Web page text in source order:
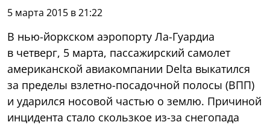
5 марта 2015 в 21:22
В нью-йоркском аэропорту Ла-Гуардиа
в четверг, 5 марта, пассажирский самолет
американской авиакомпании Delta выкатился
за пределы взлетно-посадочной полосы (ВПП)
и ударился носовой частью о землю. Причиной
инцидента стало скользкое из-за снегопада